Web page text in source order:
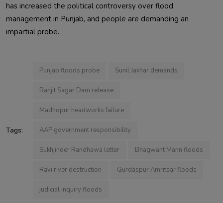
has increased the political controversy over flood
management in Punjab, and people are demanding an
impartial probe.
Tags:
Punjab floods probe Sunil Jakhar demands
Ranjit Sagar Dam release
Madhopur headworks failure
AAP government responsibility
Sukhjinder Randhawa letter Bhagwant Mann floods
Ravi river destruction Gurdaspur Amritsar floods
judicial inquiry floods